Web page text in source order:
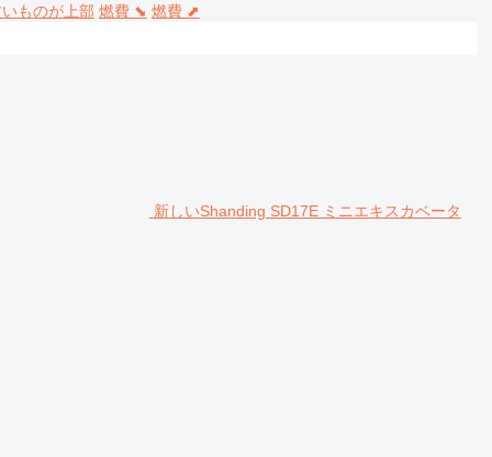
ものが上部 燃費 ⬊ 燃費 ⬈
新しいShanding SD17E ミニエキスカベータ